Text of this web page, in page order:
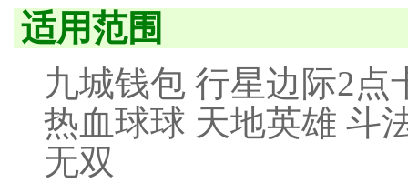
适用范围
九城钱包 行星边际2
热血球球 天地英雄 斗
无双